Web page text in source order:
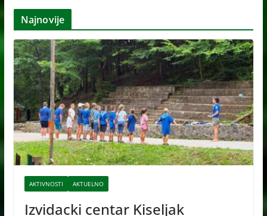
h
v
e
Najnovije
AKTIVNOSTI AKTUELNO
Izvidacki centar Kiseljak